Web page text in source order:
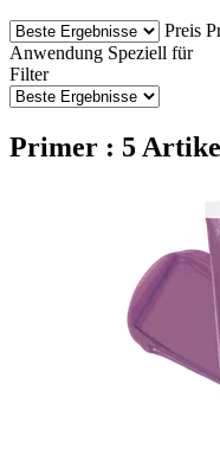
Preis
Anwendung Speziell für
Filter
Primer : 5